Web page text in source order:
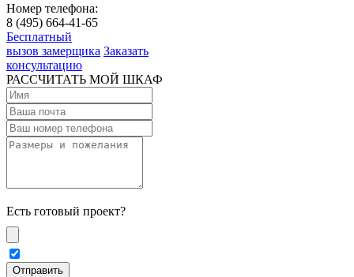
Номер телефона:
8 (495) 664-41-65
Бесплатный
вызов замерщика Заказать
консультацию
РАССЧИТАТЬ МОЙ ШКАФ
Есть готовый проект?